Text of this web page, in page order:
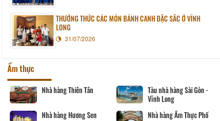
THƯỞNG THỨC CÁC MÓN BÁNH CANH ĐẶC SẮC Ở VĨNH
LONG
31/07/2026
Ẩm thực
Tàu nhà hàng Sài Gòn -
Nhà hàng Ẩm Thực Phố
Nhà hàng Phương
Nhà hàng Ngân